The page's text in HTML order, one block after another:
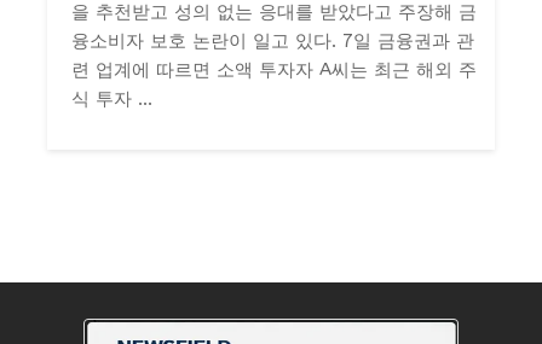
을 추천받고 성의 없는 응대를 받았다고 주장해 금
융소비자 보호 논란이 일고 있다. 7일 금융권과 관
련 업계에 따르면 소액 투자자 A씨는 최근 해외 주
식 투자 ...